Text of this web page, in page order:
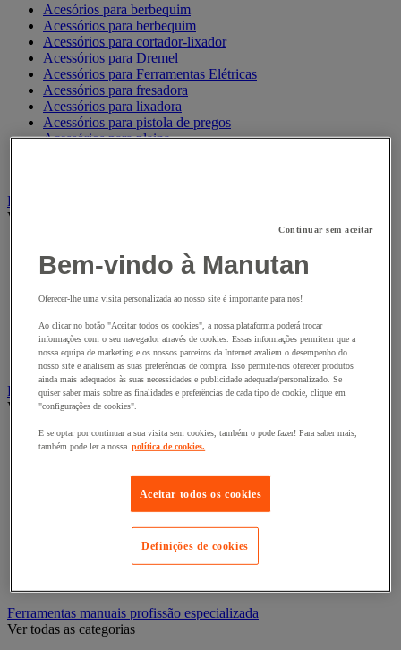
Acesórios para berbequim
Acessórios para berbequim
Acessórios para cortador-lixador
Acessórios para Dremel
Acessórios para Ferramentas Elétricas
Acessórios para fresadora
Acessórios para lixadora
Acessórios para pistola de pregos
Acessórios para plaina
Ferramentas fixas, máquinas de oficina
Ver todas as categorias
Base para ferramentas fixas
Esmeriladora e acessórios
Segurança de máquinas
Serra de disco, lixadora e serra de fita
Tornos e acessórios
Ferramentas manuais
Ver todas as categorias
Alicate
Chave
Chave dinamométrica e chave de fendas
Cortador, tesoura e serra
Lima, folha abrasiva, plaina
Martelo e ferramentas de impacto
Ferramentas manuais profissão especializada
Ver todas as categorias
Continuar sem aceitar
Bem-vindo à Manutan
Oferecer-lhe uma visita personalizada ao nosso site é importante para nós!
Ao clicar no botão "Aceitar todos os cookies", a nossa plataforma poderá trocar
informações com o seu navegador através de cookies. Essas informações permitem que a
nossa equipa de marketing e os nossos parceiros da Internet avaliem o desempenho do
nosso site e analisem as suas preferências de compra. Isso permite-nos oferecer produtos
ainda mais adequados às suas necessidades e publicidade adequada/personalizado. Se
quiser saber mais sobre as finalidades e preferências de cada tipo de cookie, clique em
"configurações de cookies".
E se optar por continuar a sua visita sem cookies, também o pode fazer! Para saber mais,
também pode ler a nossa política de cookies.
Aceitar todos os cookies
Definições de cookies